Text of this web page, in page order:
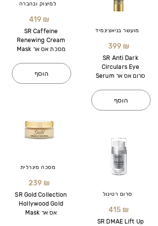
למיצוק ובהברה
419 ₪
SR Caffeine
Renewing Cream
Mask מסכת אס אר
הוסף
מסכה מינרלית
239 ₪
SR Gold Collection
Hollywood Gold
Mask אס אר
מועשר בניאצינמיד
399 ₪
SR Anti Dark
Circulars Eye
Serum סרום אס אר
הוסף
סרום רטינול
415 ₪
SR DMAE Lift Up